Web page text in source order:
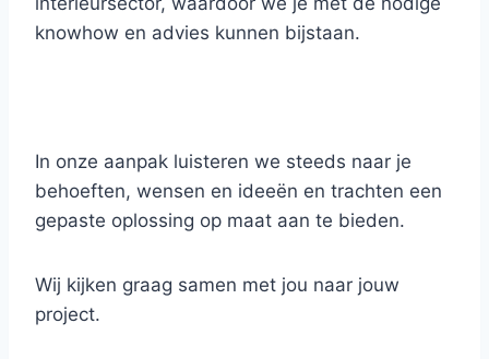
knowhow en advies kunnen bijstaan.
In onze aanpak luisteren we steeds naar je
behoeften, wensen en ideeën en trachten een
gepaste oplossing op maat aan te bieden.
Wij kijken graag samen met jou naar jouw
project.